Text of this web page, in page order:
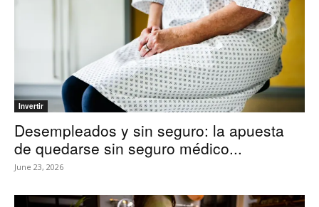
Invertir
Desempleados y sin seguro: la apuesta
de quedarse sin seguro médico...
June 23, 2026